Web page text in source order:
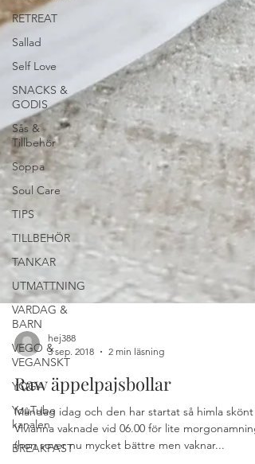
RETREAT
Sallad
Self Love
SNACKS &
GODIS
Sås &
Tillbehör
Soppa
Soul Care
TIPS
TILLBEHÖR
TANKAR
UTMATTNING
VARDAG &
BARN
VEGO &
VEGANSKT
YOGA
YouTube
kanalen
BREAKFAST
3 sep. 2018
2 min läsning
Raw äppelpajsbollar
Måndag idag och den har startat så himla skönt!